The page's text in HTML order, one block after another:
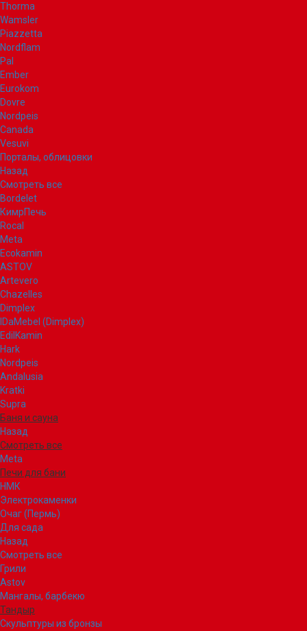
Thorma
Wamsler
Piazzetta
Nordflam
Pal
Ember
Eurokom
Dovre
Nordpeis
Canada
Vesuvi
Порталы, облицовки
Назад
Смотреть все
Bordelet
КимрПечь
Rocal
Meta
Ecokamin
ASTOV
Artevero
Chazelles
Dimplex
IDaMebel (Dimplex)
EdilKamin
Hark
Nordpeis
Andalusia
Kratki
Supra
Баня и сауна
Назад
Смотреть все
Meta
Печи для бани
НМК
Электрокаменки
Очаг (Пермь)
Для сада
Назад
Смотреть все
Грили
Astov
Мангалы, барбекю
Тандыр
Скульптуры из бронзы